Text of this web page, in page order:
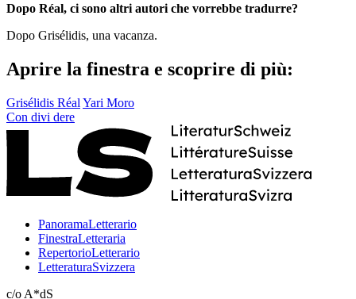
Dopo Réal, ci sono altri autori che vorrebbe tradurre?
Dopo Grisélidis, una vacanza.
Aprire la finestra e scoprire di più:
Grisélidis Réal Yari Moro
Con divi dere
PanoramaLetterario
FinestraLetteraria
RepertorioLetterario
LetteraturaSvizzera
c/o A*dS